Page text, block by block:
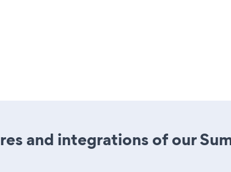
and integrations of our